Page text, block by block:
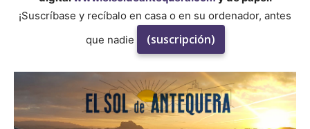
¡Suscríbase y recíbalo en casa o en su ordenador, antes
que nadie
(suscripción)